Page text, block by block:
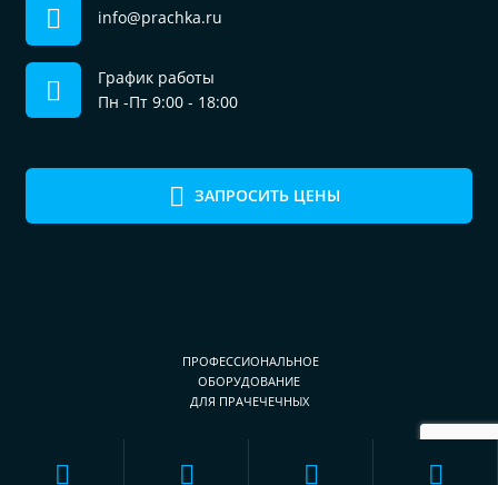
ПРОФЕССИОНАЛЬНОЕ
ОБОРУДОВАНИЕ
ДЛЯ ПРАЧЕЧЕЧНЫХ
ЗАПРОСИТЬ ЦЕНЫ
info@prachka.ru
График работы
Пн -Пт 9:00 - 18:00